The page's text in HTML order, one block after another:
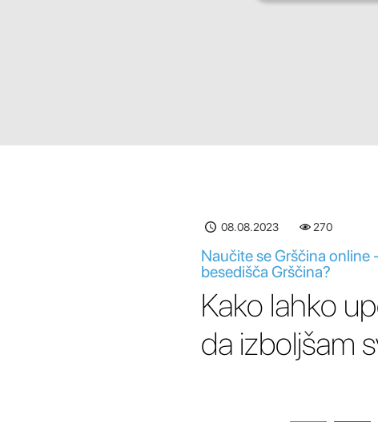
08.08.2023 270
Naučite se Grščina online
besedišča Grščina?
Kako lahko
da izboljšam